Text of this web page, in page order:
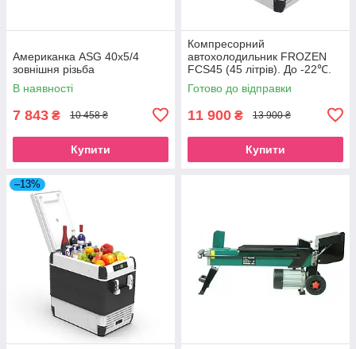
Американка ASG 40x5/4
зовнішня різьба
В наявності
7 843 ₴ 10 458 ₴
Купити
Компресорний
автохолодильник FROZEN
FCS45 (45 літрів). До -22℃.
Живлення 12, 24, 220 вольт
Готово до відправки
11 900 ₴ 13 900 ₴
Купити
–13%